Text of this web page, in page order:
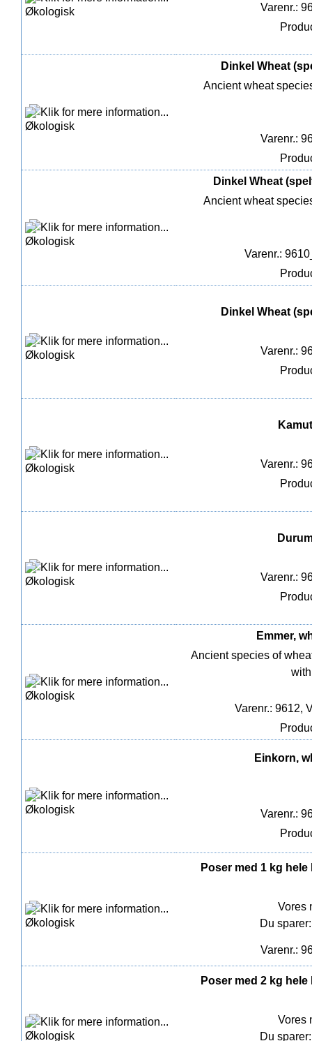
Varenr.:
Dinkel Wheat
Ancient wheat
Varenr.:
Dinkel Wheat
Ancient wheat
Varenr.:
Dinkel Wheat
Varenr.:
Varenr.:
Varenr.:
Emmer,
Ancient species of
Varenr.: 9612,
Einkorn,
Varenr.:
Poser med 1 kg
Vores
Du
Varenr.:
Poser med 2 kg
Vores
Du